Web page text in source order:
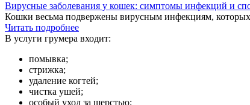
Вирусные заболевания у кошек: симптомы инфекций и
Кошки весьма подвержены вирусным инфекциям,
Читать подробнее
В услуги грумера входит:
помывка;
стрижка;
удаление когтей;
чистка ушей;
особый уход за шерстью;